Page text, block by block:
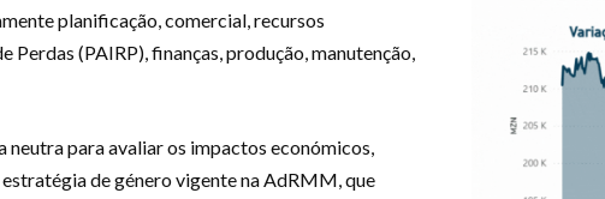
planificação, comercial, recursos
Perdas (PAIRP), finanças, produção, manutenção,
para avaliar os impactos económicos,
de género vigente na AdRMM, que